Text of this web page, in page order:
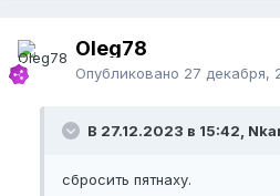
Oleg78
Опубликовано 27 декабря,
В 27.12.2023 в 15:42,
сбросить пятнаху.